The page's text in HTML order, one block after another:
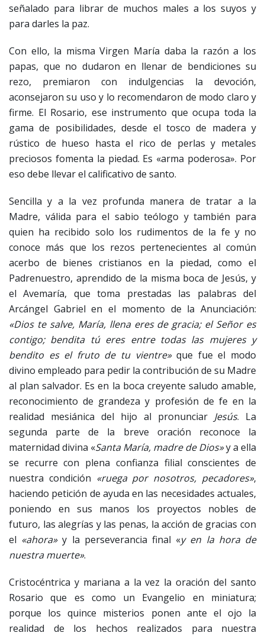
señalado para librar de muchos males a los suyos y
para darles la paz.
Con ello, la misma Virgen María daba la razón a los
papas, que no dudaron en llenar de bendiciones su
rezo, premiaron con indulgencias la devoción,
aconsejaron su uso y lo recomendaron de modo claro y
firme. El Rosario, ese instrumento que ocupa toda la
gama de posibilidades, desde el tosco de madera y
rústico de hueso hasta el rico de perlas y metales
preciosos fomenta la piedad. Es «arma poderosa». Por
eso debe llevar el calificativo de santo.
Sencilla y a la vez profunda manera de tratar a la
Madre, válida para el sabio teólogo y también para
quien ha recibido solo los rudimentos de la fe y no
conoce más que los rezos pertenecientes al común
acerbo de bienes cristianos en la piedad, como el
Padrenuestro, aprendido de la misma boca de Jesús, y
el Avemaría, que toma prestadas las palabras del
Arcángel Gabriel en el momento de la Anunciación:
«Dios te salve, María, llena eres de gracia; el Señor es
contigo; bendita tú eres entre todas las mujeres y
bendito es el fruto de tu vientre»que fue el modo
divino empleado para pedir la contribución de su Madre
al plan salvador. Es en la boca creyente saludo amable,
reconocimiento de grandeza y profesión de fe en la
realidad mesiánica del hijo al pronunciar Jesús. La
segunda parte de la breve oración reconoce la
maternidad divina «Santa María, madre de Dios»y a ella
se recurre con plena confianza filial conscientes de
nuestra condición «ruega por nosotros, pecadores»,
haciendo petición de ayuda en las necesidades actuales,
poniendo en sus manos los proyectos nobles de
futuro, las alegrías y las penas, la acción de gracias con
el «ahora»y la perseverancia final «y en la hora de
nuestra muerte».
Cristocéntrica y mariana a la vez la oración del santo
Rosario que es como un Evangelio en miniatura;
porque los quince misterios ponen ante el ojo la
realidad de los hechos realizados para nuestra